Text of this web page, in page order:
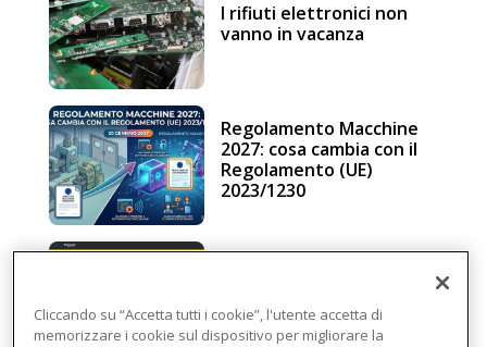
I rifiuti elettronici non
vanno in vacanza
Regolamento Macchine
2027: cosa cambia con il
Regolamento (UE)
2023/1230
intelligenza in cloud
Cliccando su “Accetta tutti i cookie”, l'utente accetta di
memorizzare i cookie sul dispositivo per migliorare la